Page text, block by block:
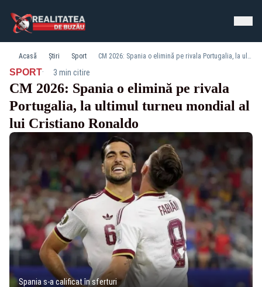
Acasă Știri Sport CM 2026: Spania o elimină pe rivala Portugalia, la ultimul turneu mondial al lui Cristiano Ronaldo
SPORT· 3 min citire
CM 2026: Spania o elimină pe rivala
Portugalia, la ultimul turneu mondial al
lui Cristiano Ronaldo
Spania s-a calificat în sferturi